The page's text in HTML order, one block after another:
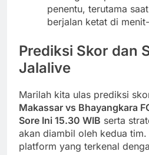
penentu, terutama
berjalan ketat di
Prediksi Skor dan
Jalalive
Marilah kita ulas prediksi
Makassar vs Bhayangkara
Sore Ini 15.30 WIB serta
akan diambil oleh kedua tim.
platform yang terkenal